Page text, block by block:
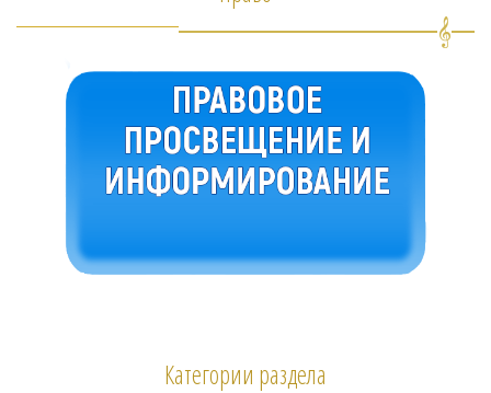
Категории раздела